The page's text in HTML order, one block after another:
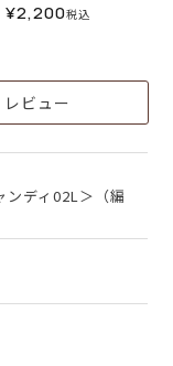
¥2,200税込
レビュー
ンディ02L＞（編